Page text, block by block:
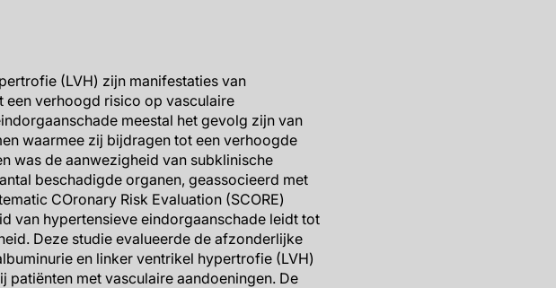
(LVH) zijn manifestaties van
een verhoogd risico op vasculaire
meestal het gevolg zijn van
waarmee zij bijdragen tot een verhoogde
was de aanwezigheid van subklinische
beschadigde organen, geassocieerd met
COronary Risk Evaluation (SCORE)
van hypertensieve eindorgaanschade leidt tot
Deze studie evalueerde de afzonderlijke
en linker ventrikel hypertrofie (LVH)
met vasculaire aandoeningen. De